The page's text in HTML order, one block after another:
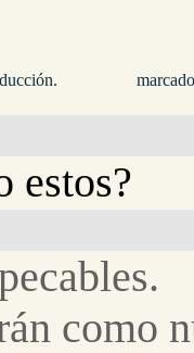
estos?
como